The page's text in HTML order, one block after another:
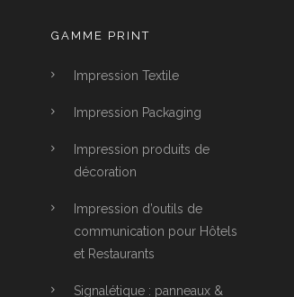
GAMME PRINT
Impression Textile
Impression Packaging
Impression produits de
décoration
Impression d’outils de
communication pour Hôtels
et Restaurants
Signalétique : panneaux &